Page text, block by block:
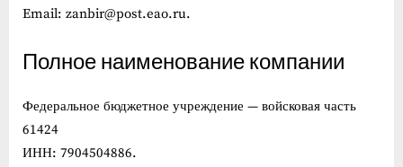
Email: zanbir@post.eao.ru.
Полное наименование компании
Федеральное бюджетное учреждение — войсковая часть
61424
ИНН: 7904504886.